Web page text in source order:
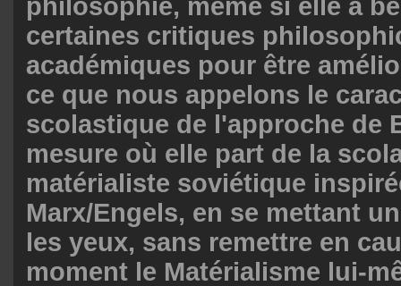
philosophie, même si elle a
certaines critiques
académiques pour être
ce que nous appelons le
scolastique de l'approche de
mesure où elle part de la
matérialiste soviétique
Marx/Engels, en se mettant
les yeux, sans remettre en
moment le Matérialisme lui-